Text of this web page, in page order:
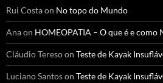
Rui Costaon No topo do Mundo
Anaon HOMEOPATIA – O que é e como
Cláudio Teresoon Teste de Kayak
Luciano Santoson Teste de Kayak